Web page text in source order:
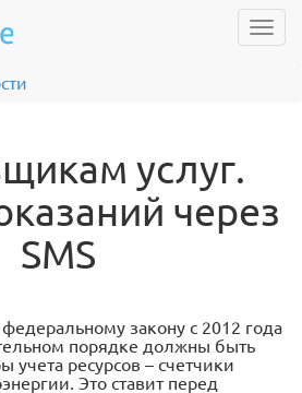
услуг.
через
SMS
закону с 2012 года
порядке должны быть
учета ресурсов – счетчики
Это ставит перед